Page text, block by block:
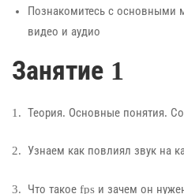
Познакомитесь с основными
видео и аудио
Занятие 1
1. Теория. Основные понятия.
2. Узнаем как повлиял звук на
3. Что такое fps и зачем он